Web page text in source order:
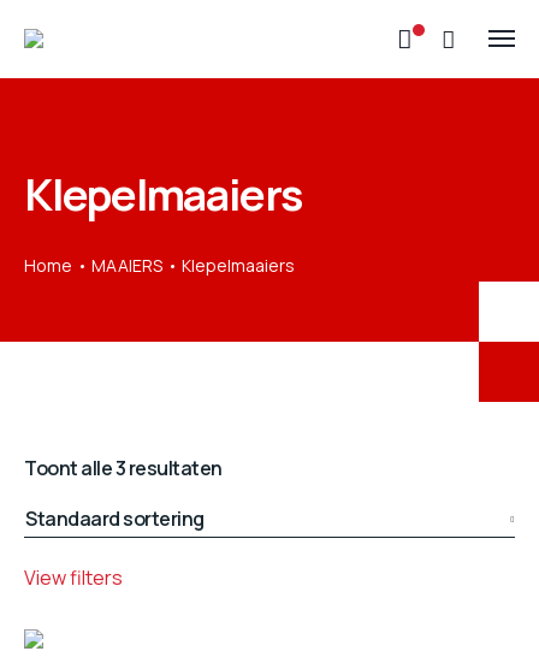
Klepelmaaiers
Home MAAIERS Klepelmaaiers
Toont alle 3 resultaten
View filters